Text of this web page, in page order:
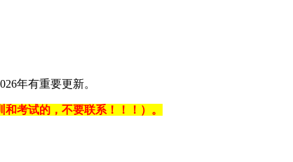
年有重要更新。
考试的，不要联系！！！）。